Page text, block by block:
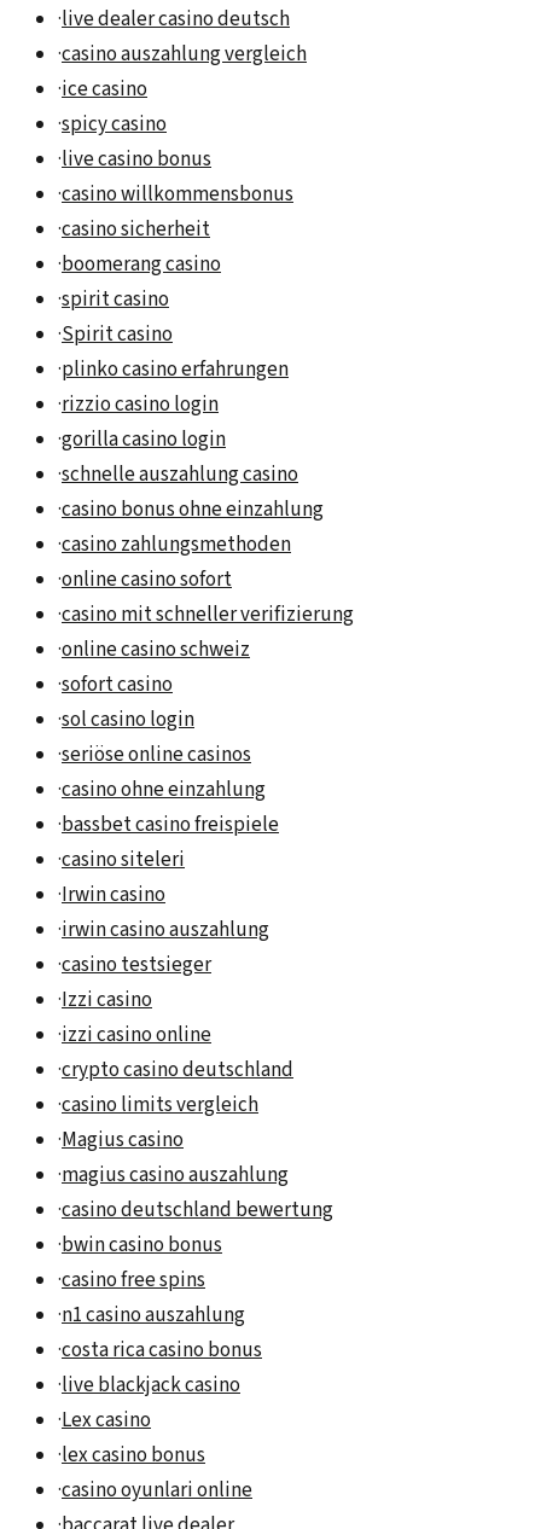
·live dealer casino deutsch
·casino auszahlung vergleich
·ice casino
·spicy casino
·live casino bonus
·casino willkommensbonus
·casino sicherheit
·boomerang casino
·spirit casino
·Spirit casino
·plinko casino erfahrungen
·rizzio casino login
·gorilla casino login
·schnelle auszahlung casino
·casino bonus ohne einzahlung
·casino zahlungsmethoden
·online casino sofort
·casino mit schneller verifizierung
·online casino schweiz
·sofort casino
·sol casino login
·seriöse online casinos
·casino ohne einzahlung
·bassbet casino freispiele
·casino siteleri
·Irwin casino
·irwin casino auszahlung
·casino testsieger
·Izzi casino
·izzi casino online
·crypto casino deutschland
·casino limits vergleich
·Magius casino
·magius casino auszahlung
·casino deutschland bewertung
·bwin casino bonus
·casino free spins
·n1 casino auszahlung
·costa rica casino bonus
·live blackjack casino
·Lex casino
·lex casino bonus
·casino oyunlari online